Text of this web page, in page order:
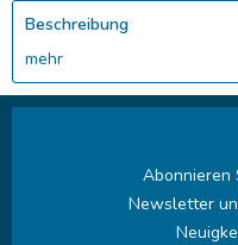
Beschreibung
mehr
Abonnieren
Newsletter